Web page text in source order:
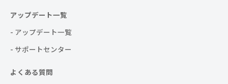
アップデート一覧
- アップデート一覧
- サポートセンター
よくある質問